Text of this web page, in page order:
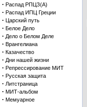
· Распад РПЦЗ(А)
· Распад ИПЦ Греции
· Царский путь
· Белое Дело
· Дело о Белом Деле
· Врангелиана
· Казачество
· Дни нашей жизни
· Репрессирование МИТ
· Русская защита
· Литстраница
· МИТ-альбом
· Мемуарное